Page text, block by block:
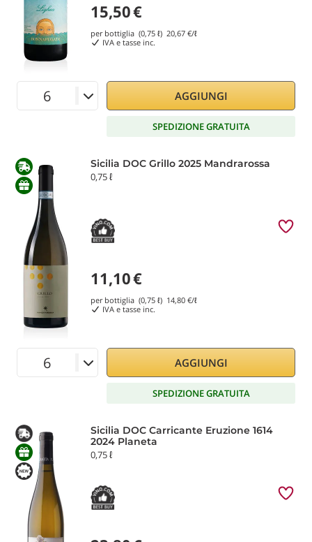
15,50€
per bottiglia (0,75 ℓ) 20,67 €/ℓ
IVA e tasse inc.
AGGIUNGI
SPEDIZIONE GRATUITA
Sicilia DOC Grillo 2025 Mandrarossa
0,75 ℓ
11,10€
per bottiglia (0,75 ℓ) 14,80 €/ℓ
IVA e tasse inc.
AGGIUNGI
SPEDIZIONE GRATUITA
Sicilia DOC Carricante Eruzione 1614
2024 Planeta
0,75 ℓ